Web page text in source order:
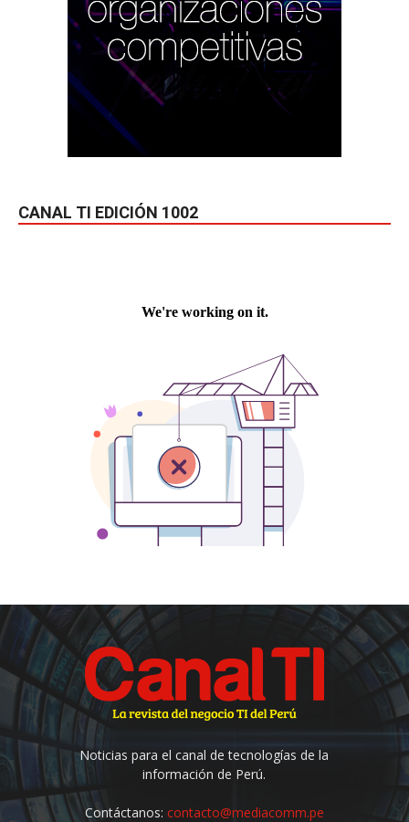
CANAL TI EDICIÓN 1002
Noticias para el canal de tecnologías de la
información de Perú.
Contáctanos: contacto@mediacomm.pe